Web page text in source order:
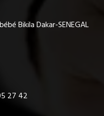
Bikila Dakar-SENEGAL
27 42